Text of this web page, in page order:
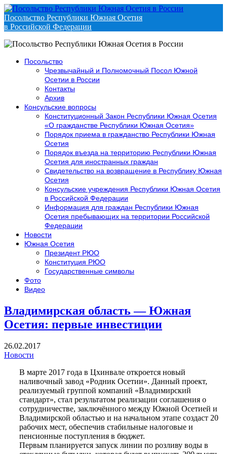
Посольство Республики Южная Осетия
в Российской Федерации
Посольство
Чрезвычайный и Полномочный Посол Южной
Осетии в России
Контакты
Архив
Консульские вопросы
Конституционный Закон Республики Южная Осетия
«О гражданстве Республики Южная Осетия»
Порядок приема в гражданство Республики Южная
Осетия
Порядок въезда на территорию Республики Южная
Осетия для иностранных граждан
Свидетельство на возвращение в Республику Южная
Осетия
Консульские учреждения Республики Южная Осетия
в Российской Федерации
Информация для граждан Республики Южная
Осетия пребывающих на территории Российской
Федерации
Новости
Южная Осетия
Президент РЮО
Конституция РЮО
Государственные символы
Фото
Видео
Владимирская область — Южная
Осетия: первые инвестиции
26.02.2017
Новости
В марте 2017 года в Цхинвале откроется новый
наливочный завод «Родник Осетии». Данный проект,
реализуемый группой компаний «Владимирский
стандарт», стал результатом реализации соглашения о
сотрудничестве, заключённого между Южной Осетией и
Владимирской областью и на начальном этапе создаст 20
рабочих мест, обеспечив стабильные налоговые и
пенсионные поступления в бюджет.
Первым планируется запуск линии по розливу воды в